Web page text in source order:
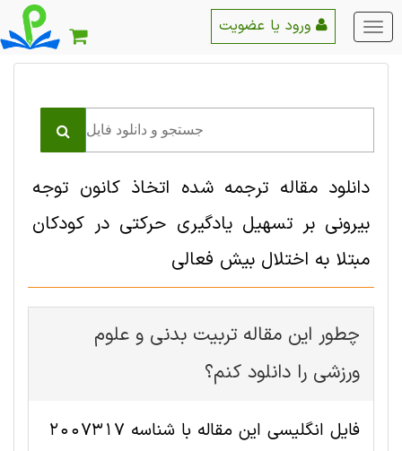
منو
اصلی
دانلود مقاله ترجمه شده اتخاذ کانون توجه
بیرونی بر تسهیل یادگیری حرکتی در کودکان
مبتلا به اختلال بیش فعالی
چطور این مقاله تربيت بدنی و علوم
ورزشی را دانلود کنم؟
فایل انگلیسی این مقاله با شناسه 2007317